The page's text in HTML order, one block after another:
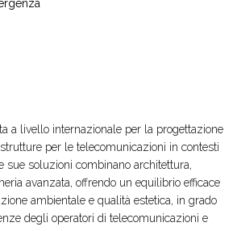
a livello internazionale per la progettazione
per le telecomunicazioni in contesti
sue soluzioni combinano architettura,
avanzata, offrendo un equilibrio efficace
ambientale e qualità estetica, in grado
degli operatori di telecomunicazioni e